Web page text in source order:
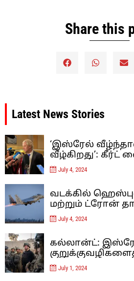
Share this
Latest News Stories
‘இஸ்ரேல்
வீழ்கிறது’: கீர்ட்
இஸ்லாம்
எதிரான
நிலைப்பாடு –
July 4, 2024
வடக்கில்
மற்றும் ட்ரோன்
பிறகு, இஸ்ரேல்
வான்வழித்
நடத்தியுள்ளது
July 4, 2024
கல்லான்ட்:
மூலம் ஹமாஸை
July 1, 2024